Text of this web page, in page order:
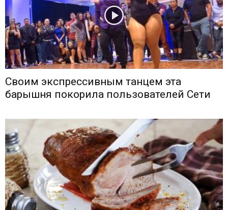
Своим экспрессивным танцем эта
барышня покорила пользователей Сети